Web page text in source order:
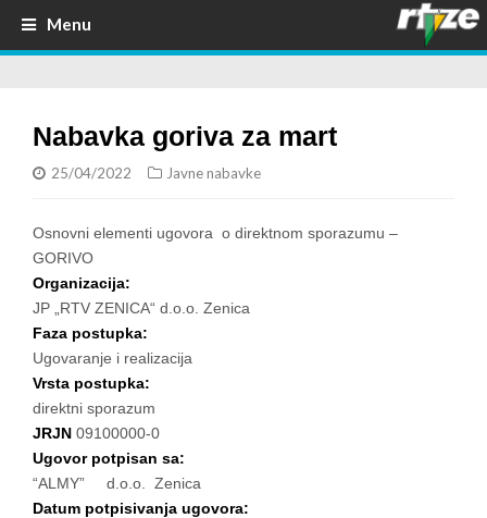
Menu
Nabavka goriva za mart
25/04/2022 Javne nabavke
Osnovni elementi ugovora o direktnom sporazumu –
GORIVO
Organizacija:
JP „RTV ZENICA“ d.o.o. Zenica
Faza postupka:
Ugovaranje i realizacija
Vrsta postupka:
direktni sporazum
JRJN 09100000-0
Ugovor potpisan sa:
“ALMY” d.o.o. Zenica
Datum potpisivanja ugovora: